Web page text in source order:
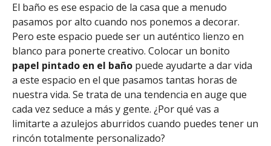
El baño es ese espacio de la casa que a menudo
pasamos por alto cuando nos ponemos a decorar.
Pero este espacio puede ser un auténtico lienzo en
blanco para ponerte creativo. Colocar un bonito
papel pintado en el baño puede ayudarte a dar vida
a este espacio en el que pasamos tantas horas de
nuestra vida. Se trata de una tendencia en auge que
cada vez seduce a más y gente. ¿Por qué vas a
limitarte a azulejos aburridos cuando puedes tener un
rincón totalmente personalizado?